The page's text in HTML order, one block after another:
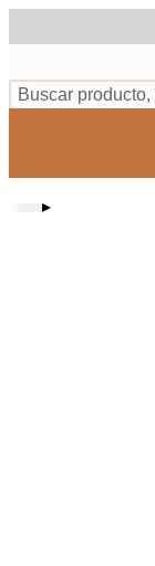
to
content.
Buscar
▸